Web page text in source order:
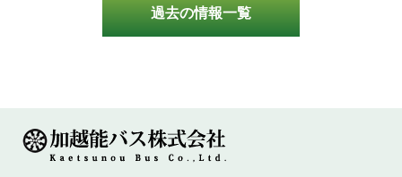
過去の情報一覧